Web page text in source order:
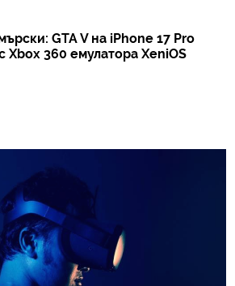
GTA V на iPhone 17 Pro
Xbox 360 емулатора XeniOS